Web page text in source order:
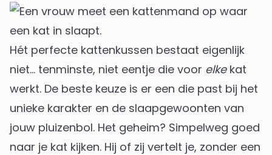
Hét perfecte kattenkussen bestaat eigenlijk
niet… tenminste, niet eentje die voor elkekat
werkt. De beste keuze is er een die past bij het
unieke karakter en de slaapgewoonten van
jouw pluizenbol. Het geheim? Simpelweg goed
naar je kat kijken. Hij of zij vertelt je, zonder een